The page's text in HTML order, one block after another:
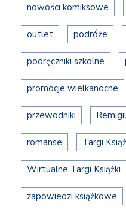
nowości komiksowe
outlet podróże
podręczniki szkolne
promocje wielkanocne
przewodniki
romanse Targi
Wirtualne Targi Książki
zapowiedzi książkowe